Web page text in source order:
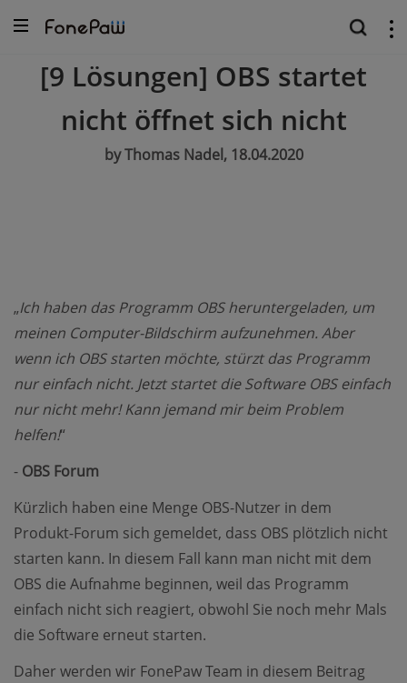
[9 Lösungen] OBS startet
nicht öffnet sich nicht
by Thomas Nadel, 18.04.2020
„Ich haben das Programm OBS heruntergeladen, um
meinen Computer-Bildschirm aufzunehmen. Aber
wenn ich OBS starten möchte, stürzt das Programm
nur einfach nicht. Jetzt startet die Software OBS einfach
nur nicht mehr! Kann jemand mir beim Problem
helfen!“
- OBS Forum
Kürzlich haben eine Menge OBS-Nutzer in dem
Produkt-Forum sich gemeldet, dass OBS plötzlich nicht
starten kann. In diesem Fall kann man nicht mit dem
OBS die Aufnahme beginnen, weil das Programm
einfach nicht sich reagiert, obwohl Sie noch mehr Mals
die Software erneut starten.
Daher werden wir FonePaw Team in diesem Beitrag